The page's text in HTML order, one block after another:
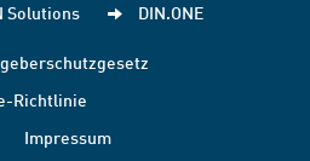
Solutions DIN.ONE
Richtlinie
Impressum